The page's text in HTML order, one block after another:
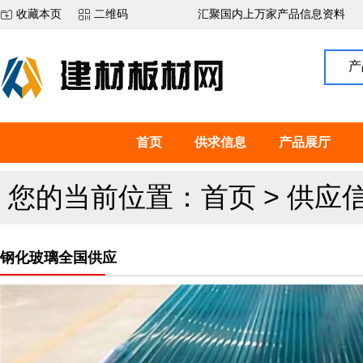
收藏本页 二维码 汇聚国内上万家产品信息资料
首页 供求信息 产品展厅
您的当前位置： 首页 > 供应
钢化玻璃全国供应